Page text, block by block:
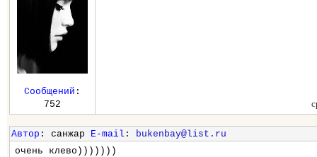
Сообщений :
752
Автор : санжар E-mail : bukenbay@list.ru
очень клево)))))))